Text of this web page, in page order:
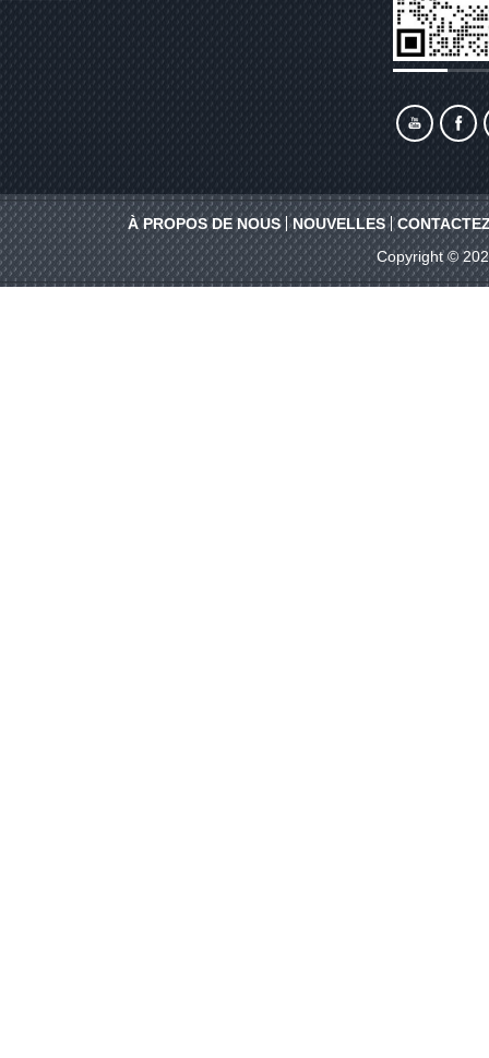
À PROPOS DE NOUS NOUVELLES
Copyright ©